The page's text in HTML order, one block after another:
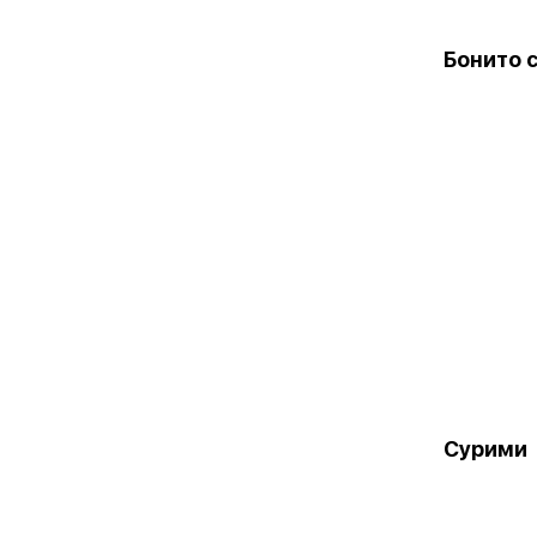
Бонито
Сурими